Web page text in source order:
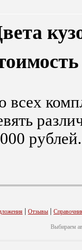
всех
рублей.
| Отзывы |
Выбираем